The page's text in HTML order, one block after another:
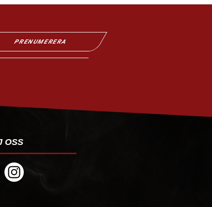
PRENUMERERA
OSS